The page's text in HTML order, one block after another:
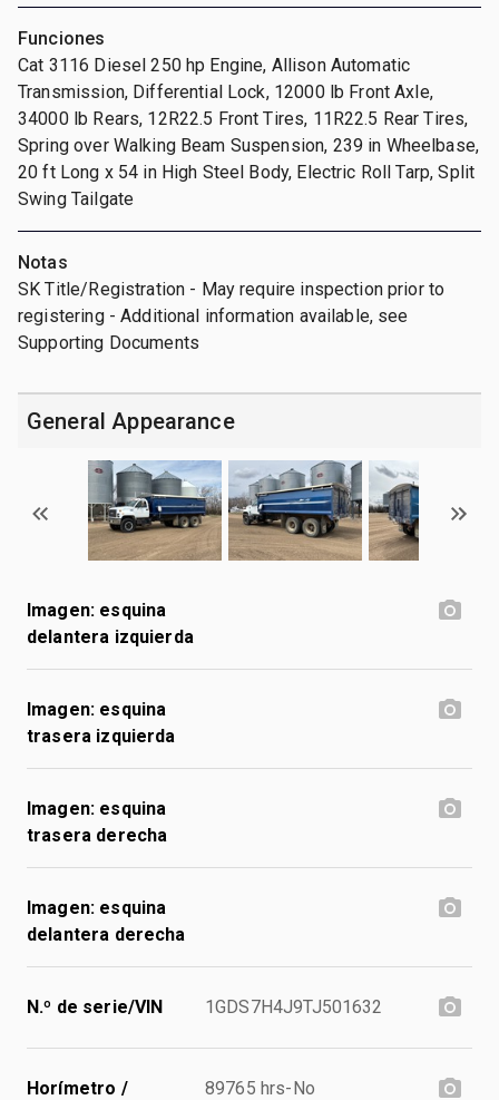
Funciones
Cat 3116 Diesel 250 hp Engine, Allison Automatic
Transmission, Differential Lock, 12000 lb Front Axle,
34000 lb Rears, 12R22.5 Front Tires, 11R22.5 Rear Tires,
Spring over Walking Beam Suspension, 239 in Wheelbase,
20 ft Long x 54 in High Steel Body, Electric Roll Tarp, Split
Swing Tailgate
Notas
SK Title/Registration - May require inspection prior to
registering - Additional information available, see
Supporting Documents
General Appearance
Imagen: esquina
delantera izquierda
Imagen: esquina
trasera izquierda
Imagen: esquina
trasera derecha
Imagen: esquina
delantera derecha
N.º de serie/VIN 1GDS7H4J9TJ501632
Horímetro /
89765 hrs-No